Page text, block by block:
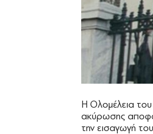
Η Ολομέλεια του
ακύρωσης
την εισαγωγή